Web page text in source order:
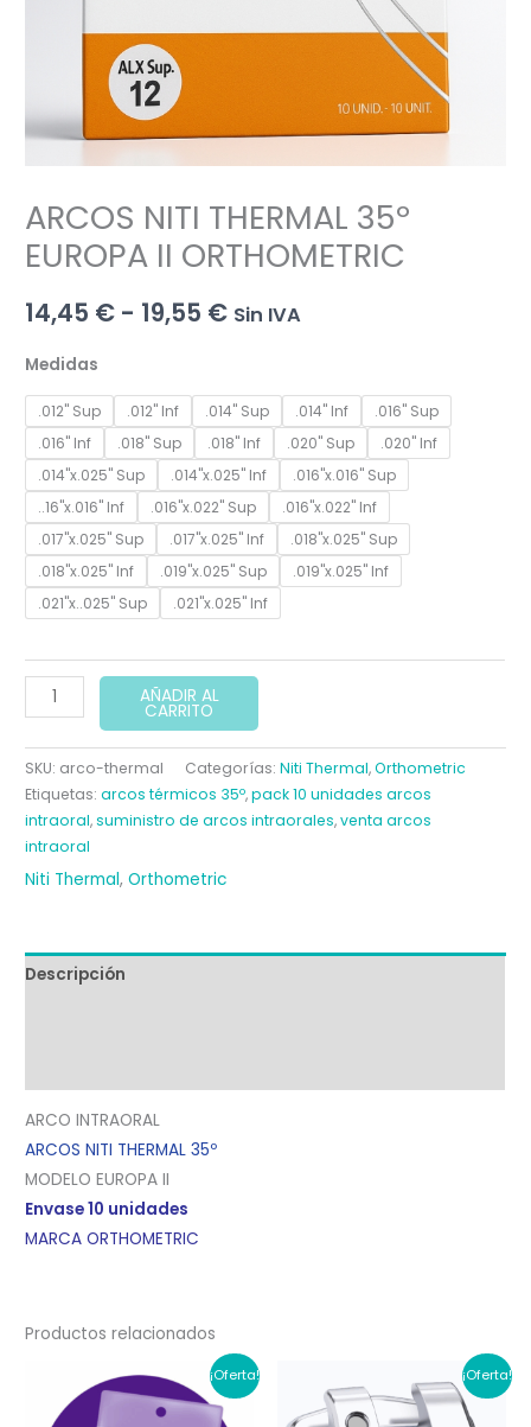
ARCOS NITI THERMAL 35º
EUROPA II ORTHOMETRIC
14,45 € - 19,55 €Rango
precios:
desde
14,45 €
hasta
19,55 €
Sin IVA
Medidas
.012" Sup .012" Inf .014" Sup .014" Inf
.016" Sup
.016" Inf
.018" Sup .018" Inf .020" Sup
.020" Inf
.014"x.025" Sup
.014"x.025" Inf
.016"x.016" Sup
..16"x.016" Inf
.016"x.022" Sup
.016"x.022" Inf
.017"x.025" Sup
.017"x.025" Inf
.018"x.025" Sup
.018"x.025" Inf
.019"x.025" Sup
.019"x.025" Inf
.021"x..025" Sup
.021"x.025" Inf
ARCOS
NITI
THERMAL
35º
EUROPA
II
ORTHOMETRIC
AÑADIR AL
CARRITO
SKU: arco-thermal Categorías:Niti Thermal,Orthometric
Etiquetas:arcos térmicos 35º,pack 10 unidades arcos
intraoral,suministro de arcos intraorales,venta arcos
intraoral
Niti Thermal,Orthometric
Descripción
ARCO INTRAORAL
ARCOS NITI THERMAL 35º
MODELO EUROPA II
Envase 10 unidades
MARCA ORTHOMETRIC
Productos relacionados
¡Oferta! ¡Oferta!